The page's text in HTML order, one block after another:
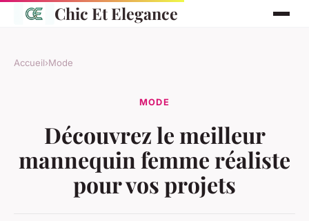
Chic Et Elegance
Accueil›Mode
MODE
Découvrez le meilleur
mannequin femme réaliste
pour vos projets